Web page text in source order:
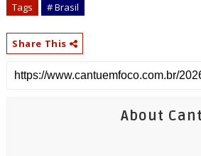
Tags # Brasil
Share This
About